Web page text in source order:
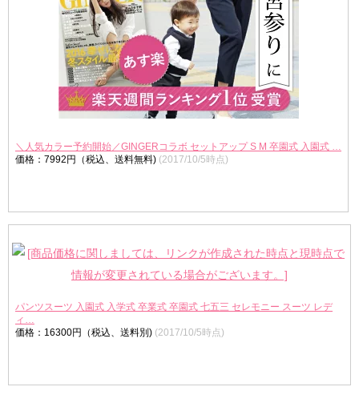
＼人気カラー予約開始／GINGERコラボ セットアップ S M 卒園式 入園式 …
価格：7992円（税込、送料無料) (2017/10/5時点)
パンツスーツ 入園式 入学式 卒業式 卒園式 七五三 セレモニー スーツ レデ
ィ…
価格：16300円（税込、送料別) (2017/10/5時点)